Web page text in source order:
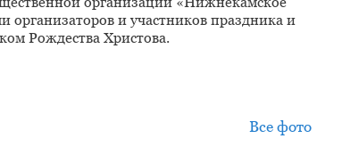
организаторов и участников праздника и
Рождества Христова.
Все фото